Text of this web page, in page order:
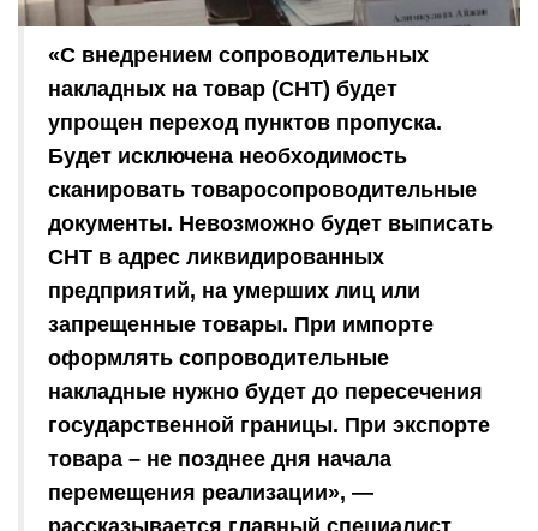
«С внедрением сопроводительных
накладных на товар (СНТ) будет
упрощен переход пунктов пропуска.
Будет исключена необходимость
сканировать товаросопроводительные
документы. Невозможно будет выписать
СНТ в адрес ликвидированных
предприятий, на умерших лиц или
запрещенные товары. При импорте
оформлять сопроводительные
накладные нужно будет до пересечения
государственной границы. При экспорте
товара – не позднее дня начала
перемещения реализации», —